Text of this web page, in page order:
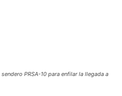
PRSA-10 para enfilar la llegada a